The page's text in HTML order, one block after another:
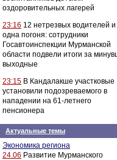
оздоровительных лагерей
23:16 12 нетрезвых водителей и
одна погоня: сотрудники
Госавтоинспекции Мурманской
области подвели итоги за
выходные
23:15 В Кандалакше участковые
установили подозреваемого в
нападении на 61-летнего
пенсионера
Актуальные темы
Экономика региона
24.06 Развитие Мурманского